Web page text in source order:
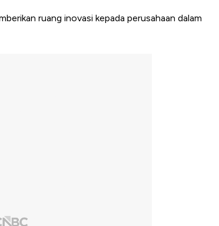
ruang inovasi kepada perusahaan dalam